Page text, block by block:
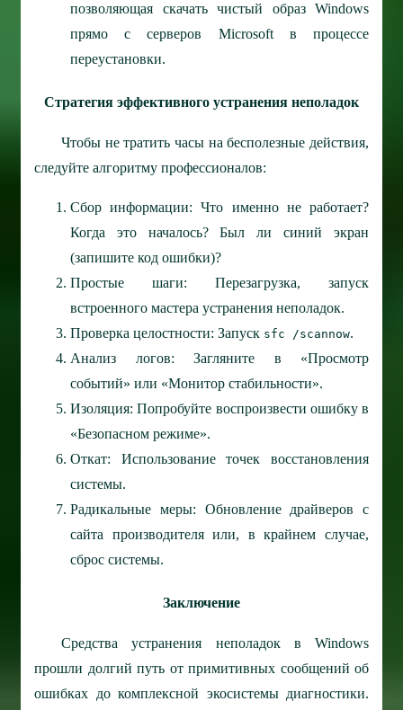
позволяющая скачать чистый образ Windows
прямо с серверов Microsoft в процессе
переустановки.
Стратегия эффективного устранения неполадок
Чтобы не тратить часы на бесполезные действия,
следуйте алгоритму профессионалов:
Сбор информации: Что именно не работает?
Когда это началось? Был ли синий экран
(запишите код ошибки)?
Простые шаги: Перезагрузка, запуск
встроенного мастера устранения неполадок.
Проверка целостности: Запуск sfc /scannow.
Анализ логов: Загляните в «Просмотр
событий» или «Монитор стабильности».
Изоляция: Попробуйте воспроизвести ошибку в
«Безопасном режиме».
Откат: Использование точек восстановления
системы.
Радикальные меры: Обновление драйверов с
сайта производителя или, в крайнем случае,
сброс системы.
Заключение
Средства устранения неполадок в Windows
прошли долгий путь от примитивных сообщений об
ошибках до комплексной экосистемы диагностики.